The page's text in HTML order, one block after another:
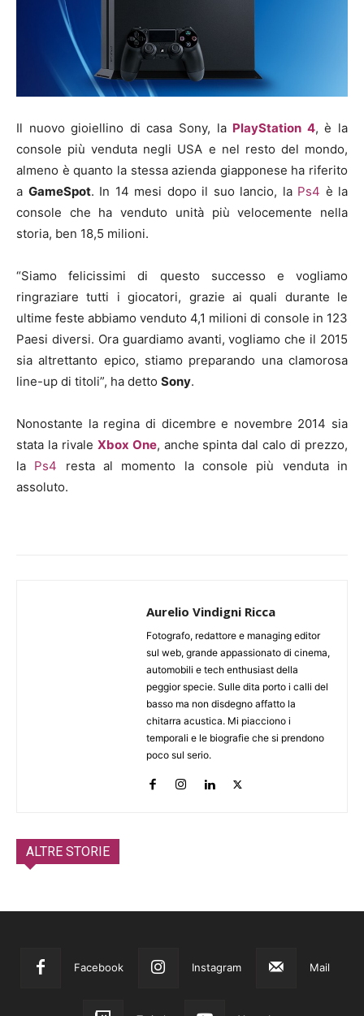
Il nuovo gioiellino di casa Sony, la PlayStation 4, è la
console più venduta negli USA e nel resto del mondo,
almeno è quanto la stessa azienda giapponese ha riferito
a GameSpot. In 14 mesi dopo il suo lancio, la Ps4 è la
console che ha venduto unità più velocemente nella
storia, ben 18,5 milioni.
“Siamo felicissimi di questo successo e vogliamo
ringraziare tutti i giocatori, grazie ai quali durante le
ultime feste abbiamo venduto 4,1 milioni di console in 123
Paesi diversi. Ora guardiamo avanti, vogliamo che il 2015
sia altrettanto epico, stiamo preparando una clamorosa
line-up di titoli”, ha detto Sony.
Nonostante la regina di dicembre e novembre 2014 sia
stata la rivale Xbox One, anche spinta dal calo di prezzo,
la Ps4 resta al momento la console più venduta in
assoluto.
Aurelio Vindigni Ricca
Fotografo, redattore e managing editor
sul web, grande appassionato di cinema,
automobili e tech enthusiast della
peggior specie. Sulle dita porto i calli del
basso ma non disdegno affatto la
chitarra acustica. Mi piacciono i
temporali e le biografie che si prendono
poco sul serio.
ALTRE STORIE
Facebook Instagram Mail